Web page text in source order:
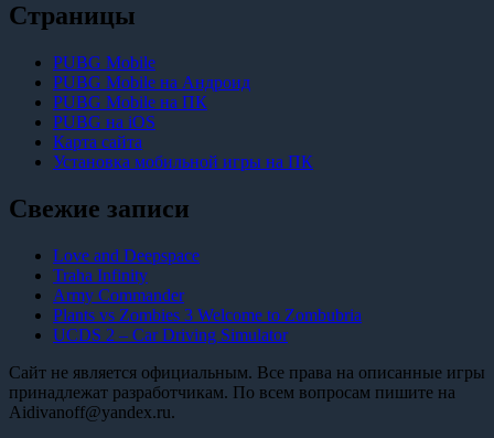
Страницы
PUBG Mobile
PUBG Mobile на Андроид
PUBG Mobile на ПК
PUBG на iOS
Карта сайта
Установка мобильной игры на ПК
Свежие записи
Love and Deepspace
Traha Infinity
Army Commander
Plants vs Zombies 3 Welcome to Zombubria
UCDS 2 – Car Driving Simulator
Сайт не является официальным. Все права на описанные игры
принадлежат разработчикам. По всем вопросам пишите на
Aidivanoff@yandex.ru.